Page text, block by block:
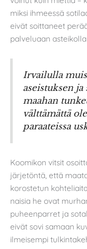
miksi ihmeessä
eivät soittaneet
palveluaan asteikolla
Irvailulla
aseistuksen
maahan
välttämättä
paraateissa
Koomikon vitsit
järjetöntä, että
korostetun
naisia he ovat
puheenparret ja
eivät sovi samaan
ilmeisempi